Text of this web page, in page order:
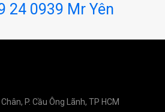
24 0939 Mr Yên
P. Cầu Ông Lãnh, TP HCM